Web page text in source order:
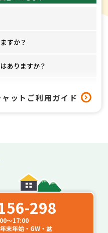
すか？
ありますか？
ットご利用ガイド
298
～17:00
末年始・GW・盆